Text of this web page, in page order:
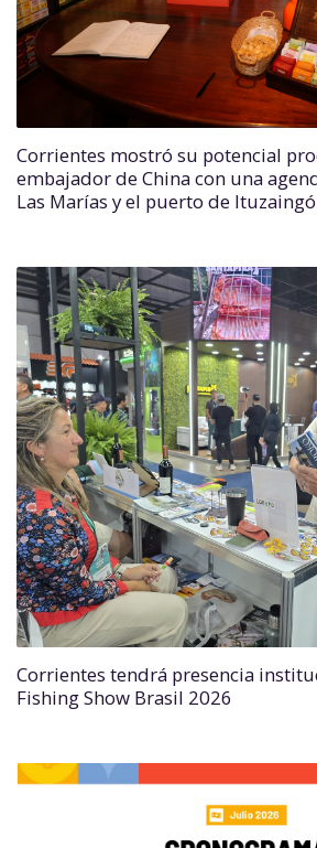
Corrientes mostró su potencial
embajador de China con una
Las Marías y el puerto de Ituzaingó
Corrientes tendrá presencia
Fishing Show Brasil 2026